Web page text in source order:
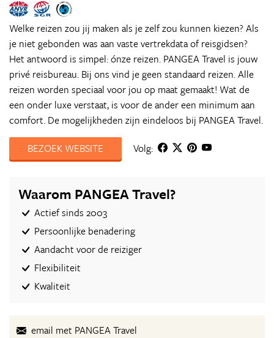
Welke reizen zou jij maken als je zelf zou kunnen kiezen? Als
je niet gebonden was aan vaste vertrekdata of reisgidsen?
Het antwoord is simpel: ónze reizen. PANGEA Travel is jouw
privé reisbureau. Bij ons vind je geen standaard reizen. Alle
reizen worden speciaal voor jou op maat gemaakt! Wat de
een onder luxe verstaat, is voor de ander een minimum aan
comfort. De mogelijkheden zijn eindeloos bij PANGEA Travel.
BEZOEK WEBSITE
Volg:
Waarom PANGEA Travel?
Actief sinds 2003
Persoonlijke benadering
Aandacht voor de reiziger
Flexibiliteit
Kwaliteit
email met PANGEA Travel